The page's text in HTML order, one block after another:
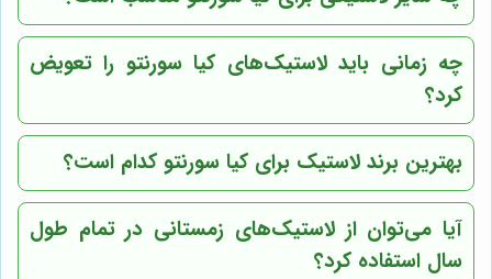
چه زمانی باید لاستیک‌های کیا سورنتو را تعویض
کرد؟
بهترین برند لاستیک برای کیا سورنتو کدام است؟
آیا می‌توان از لاستیک‌های زمستانی در تمام طول
سال استفاده کرد؟